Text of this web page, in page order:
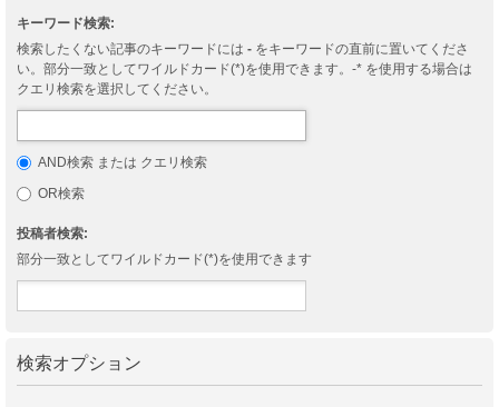
キーワード検索:
検索したくない記事のキーワードには - をキーワードの直前に置いてくださ
い。部分一致としてワイルドカード(*)を使用できます。-* を使用する場合は
クエリ検索を選択してください。
AND検索 または クエリ検索
OR検索
投稿者検索:
部分一致としてワイルドカード(*)を使用できます
検索オプション